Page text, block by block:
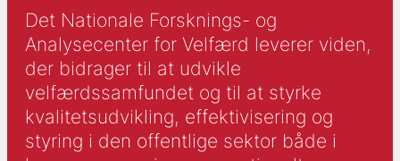
Det Nationale Forsknings- og
Analysecenter for Velfærd leverer viden,
der bidrager til at udvikle
velfærdssamfundet og til at styrke
kvalitetsudvikling, effektivisering og
styring i den offentlige sektor både i